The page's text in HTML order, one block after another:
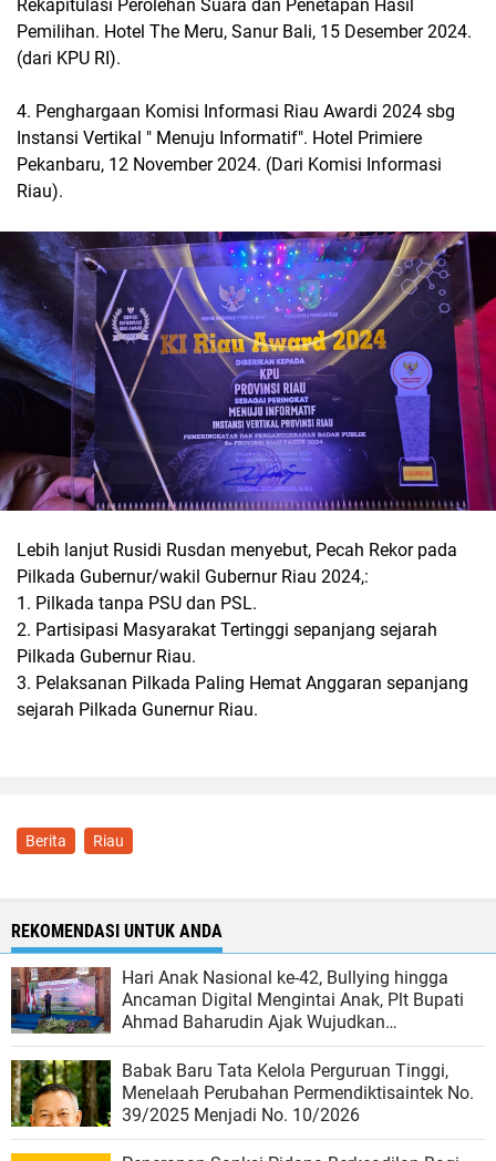
Rekapitulasi Perolehan Suara dan Penetapan Hasil
Pemilihan. Hotel The Meru, Sanur Bali, 15 Desember 2024.
(dari KPU RI).
4. Penghargaan Komisi Informasi Riau Awardi 2024 sbg
Instansi Vertikal " Menuju Informatif". Hotel Primiere
Pekanbaru, 12 November 2024. (Dari Komisi Informasi
Riau).
Lebih lanjut Rusidi Rusdan menyebut, Pecah Rekor pada
Pilkada Gubernur/wakil Gubernur Riau 2024,:
1. Pilkada tanpa PSU dan PSL.
2. Partisipasi Masyarakat Tertinggi sepanjang sejarah
Pilkada Gubernur Riau.
3. Pelaksanan Pilkada Paling Hemat Anggaran sepanjang
sejarah Pilkada Gunernur Riau.
Berita Riau
REKOMENDASI UNTUK ANDA
Hari Anak Nasional ke-42, Bullying hingga
Ancaman Digital Mengintai Anak, Plt Bupati
Ahmad Baharudin Ajak Wujudkan
Tulungagung Ramah Anak
Babak Baru Tata Kelola Perguruan Tinggi,
Menelaah Perubahan Permendiktisaintek No.
39/2025 Menjadi No. 10/2026